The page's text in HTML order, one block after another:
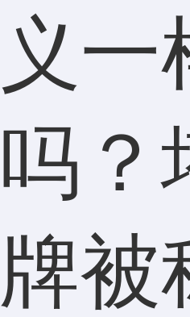
义一
吗？
牌被